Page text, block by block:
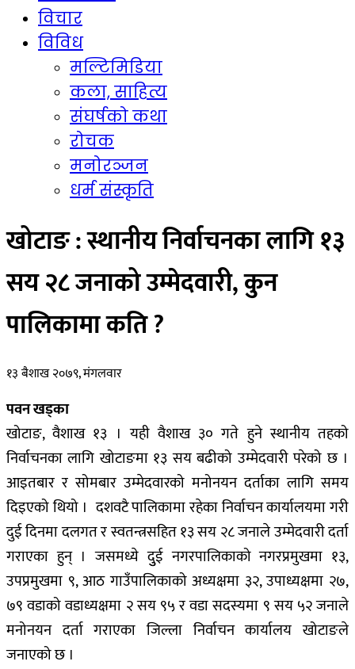
विचार
विविध
मल्टिमिडिया
कला, साहित्य
संघर्षको कथा
रोचक
मनोरञ्जन
धर्म संस्कृति
खोटाङ : स्थानीय निर्वाचनका लागि १३
सय २८ जनाको उम्मेदवारी, कुन
पालिकामा कति ?
१३ बैशाख २०७९, मंगलवार
पवन खड्का
खोटाङ, वैशाख १३ । यही वैशाख ३० गते हुने स्थानीय तहको
निर्वाचनका लागि खोटाङमा १३ सय बढीको उम्मेदवारी परेको छ ।
आइतबार र सोमबार उम्मेदवारको मनोनयन दर्ताका लागि समय
दिइएको थियो । दशवटै पालिकामा रहेका निर्वाचन कार्यालयमा गरी
दुई दिनमा दलगत र स्वतन्त्रसहित १३ सय २८ जनाले उम्मेदवारी दर्ता
गराएका हुन् । जसमध्ये दुुई नगरपालिकाको नगरप्रमुखमा १३,
उपप्रमुखमा ९, आठ गाउँपालिकाको अध्यक्षमा ३२, उपाध्यक्षमा २७,
७९ वडाको वडाध्यक्षमा २ सय ९५ र वडा सदस्यमा ९ सय ५२ जनाले
मनोनयन दर्ता गराएका जिल्ला निर्वाचन कार्यालय खोटाङले
जनाएको छ ।